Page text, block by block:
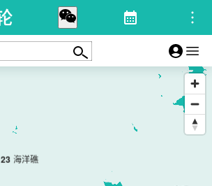
23 海洋礁